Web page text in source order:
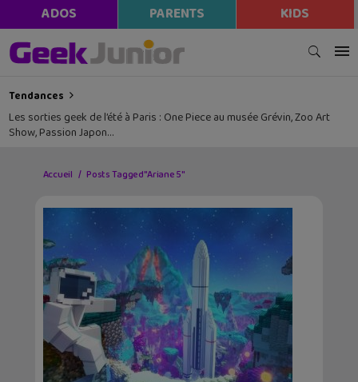
ADOS PARENTS KIDS
Tendances
Les sorties geek de l’été à Paris : One Piece au musée Grévin, Zoo Art
Show, Passion Japon…
Accueil Posts Tagged "Ariane 5"